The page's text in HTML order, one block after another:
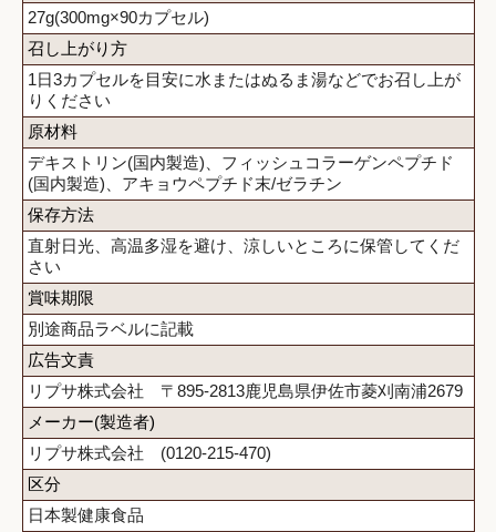
27g(300mg×90カプセル)
召し上がり方
1日3カプセルを目安に水またはぬるま湯などでお召し上が
りください
原材料
デキストリン(国内製造)、フィッシュコラーゲンペプチド
(国内製造)、アキョウペプチド末/ゼラチン
保存方法
直射日光、高温多湿を避け、涼しいところに保管してくだ
さい
賞味期限
別途商品ラベルに記載
広告文責
リプサ株式会社 〒895-2813鹿児島県伊佐市菱刈南浦2679
メーカー(製造者)
リプサ株式会社 (0120-215-470)
区分
日本製健康食品